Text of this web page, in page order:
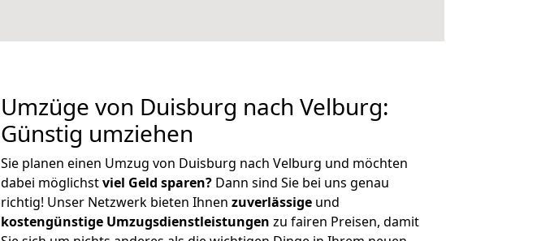
Umzüge von Duisburg nach Velburg:
Günstig umziehen
Sie planen einen Umzug von Duisburg nach Velburg und möchten
dabei möglichstviel Geld sparen? Dann sind Sie bei uns genau
richtig! Unser Netzwerk bieten Ihnen zuverlässige und
kostengünstige Umzugsdienstleistungen zu fairen Preisen, damit